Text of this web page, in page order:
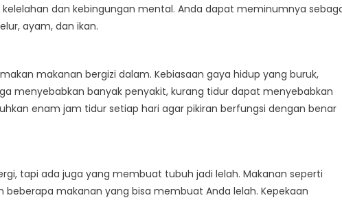
dan kebingungan mental. Anda dapat meminumnya
ayam, dan ikan.
makanan bergizi dalam. Kebiasaan gaya hidup yang buruk,
menyebabkan banyak penyakit, kurang tidur dapat menyebabkan
enam jam tidur setiap hari agar pikiran berfungsi dengan benar
tapi ada juga yang membuat tubuh jadi lelah. Makanan seperti
beberapa makanan yang bisa membuat Anda lelah. Kepekaan